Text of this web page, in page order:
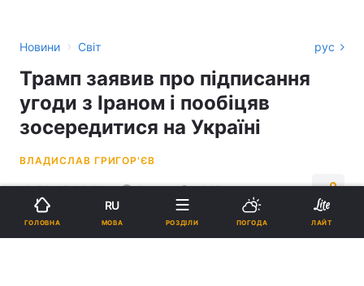
Новини › Світ рус
Трамп заявив про підписання
угоди з Іраном і пообіцяв
зосередитися на Україні
ВЛАДИСЛАВ ГРИГОР'ЄВ
19:53, 15.06.26 2 хв. 1865
Підпишіться на нас в Google
ГОЛОВНА
RU
МОВА РОЗДІЛИ ПОГОДА ЛАЙТ